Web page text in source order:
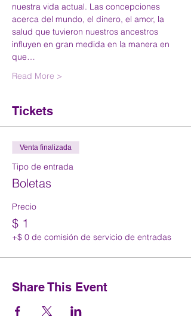
nuestra vida actual. Las concepciones
acerca del mundo, el dinero, el amor, la
salud que tuvieron nuestros ancestros
influyen en gran medida en la manera en
que…
Read More >
Tickets
Venta finalizada
Tipo de entrada
Boletas
Precio
$ 1
+$ 0 de comisión de servicio de entradas
Share This Event